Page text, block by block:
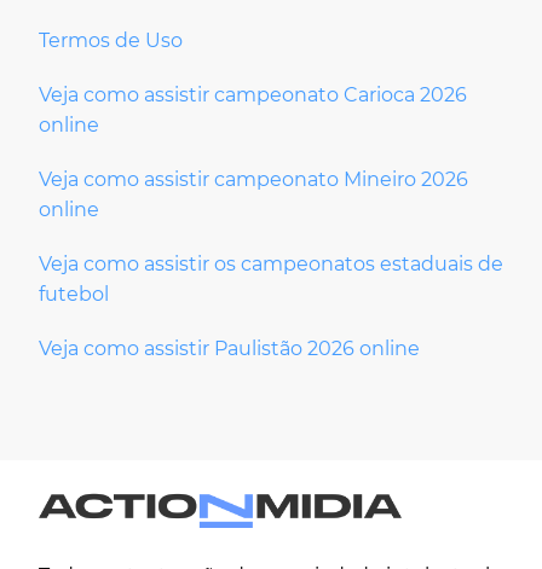
Termos de Uso
Veja como assistir campeonato Carioca 2026
online
Veja como assistir campeonato Mineiro 2026
online
Veja como assistir os campeonatos estaduais de
futebol
Veja como assistir Paulistão 2026 online